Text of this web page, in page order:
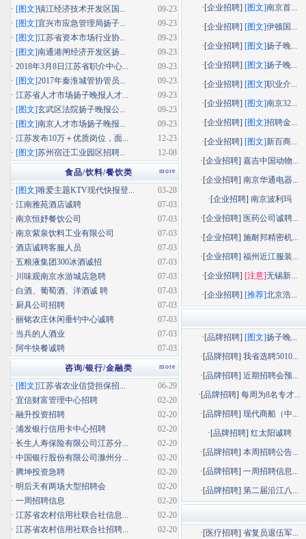
·[企业招聘] [图文]南京首...
·[企业招聘] [图文]伊顿国...
·[企业招聘] [图文]扬子晚...
·[企业招聘] [图文]扬子晚...
·[企业招聘] [图文]职业介...
·[企业招聘] [图文]南京32...
·[企业招聘] [图文]招聘金...
·[企业招聘] [图文]新百商...
·[企业招聘]嘉吉中国动物...
·[企业招聘]南京华通电器...
·[企业招聘] 南京波利玛
·[企业招聘] 医药公司诚聘...
·[企业招聘]施耐邦精密机...
·[企业招聘]福州近江服装...
·[企业招聘] [注意]无锡新...
·[企业招聘] [推荐]北京浩...
·[品牌招聘] [图文]扬子晚...
·[品牌招聘]我省选聘5010...
·[品牌招聘]近期招聘会预...
·[品牌招聘]每周为8名专才...
·[品牌招聘]现代商船（中...
·[品牌招聘] 红太阳诚聘
·[品牌招聘]本周招聘公告...
·[品牌招聘]一周招聘信息...
·[品牌招聘]第二届沿江八...
·[医疗招聘]省复员退伍军...
09-23
· [图文]镇江经济技术开发区国...
09-23
· [图文]宜兴市应急管理局扬子...
09-23
· [图文]江苏省资本市场行业协...
09-23
· [图文]南通港闸经济开发区扬...
09-23
· 2018年3月8日江苏省职介中心...
09-23
· [图文]2017年秦淮城管协管员...
09-23
· 江苏省人才市场扬子晚报人才...
09-23
· [图文]玄武区法院扬子晚报公...
09-23
· [图文]南京人才市场扬子晚报...
12-23
· 江苏发布10万＋优质岗位，面...
12-08
· [图文]苏州宿迁工业园区招聘...
more
食品/饮料/餐饮类
03-28
· [图文]唯爱主题KTV现代快报登...
07-03
· 江南雅苑酒店诚聘
07-03
· 南京恒妤餐饮公司
07-03
· 南京紫泉饮料工业有限公司
07-03
· 酒店诚聘客服人员
07-03
· 五粮液集团300冰酒诚招
07-03
· 川味观南京水游城店急聘
07-03
· 白酒、葡萄酒、洋酒诚 聘
07-03
· 厨具公司招聘
07-03
· 丽铭农庄休闲垂钓中心诚聘
07-03
· 当兵的人酒业
07-03
· 阿牛快餐诚聘
more
咨询/银行/金融类
06-29
· [图文]江苏省农业信贷担保招...
02-20
· 宜信财富管理中心招聘
02-20
· 融升投资招聘
02-20
· 浦发银行信用卡中心招聘
02-20
· 长生人寿保险有限公司江苏分...
02-20
· 中国银行股份有限公司滁州分...
02-20
· 腾坤投资急聘
02-20
· 明后天有两场大型招聘会
02-20
· 一周招聘信息
02-20
· 江苏省农村信用社联合社信息...
02-20
· 江苏省农村信用社联合社招聘...